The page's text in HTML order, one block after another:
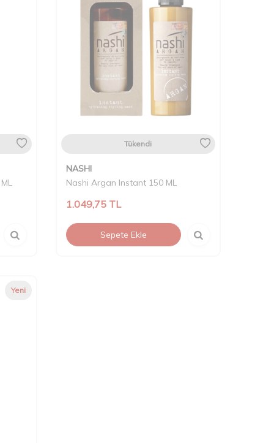
Tükendi
NASHI
Nashi Argan Instant 150 ML
1.049,75TL
Sepete Ekle
Yeni